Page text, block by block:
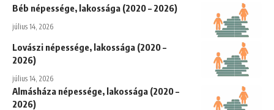
Béb népessége, lakossága (2020 – 2026)
július 14, 2026
Lovászi népessége, lakossága (2020 –
2026)
július 14, 2026
Almásháza népessége, lakossága (2020 –
2026)